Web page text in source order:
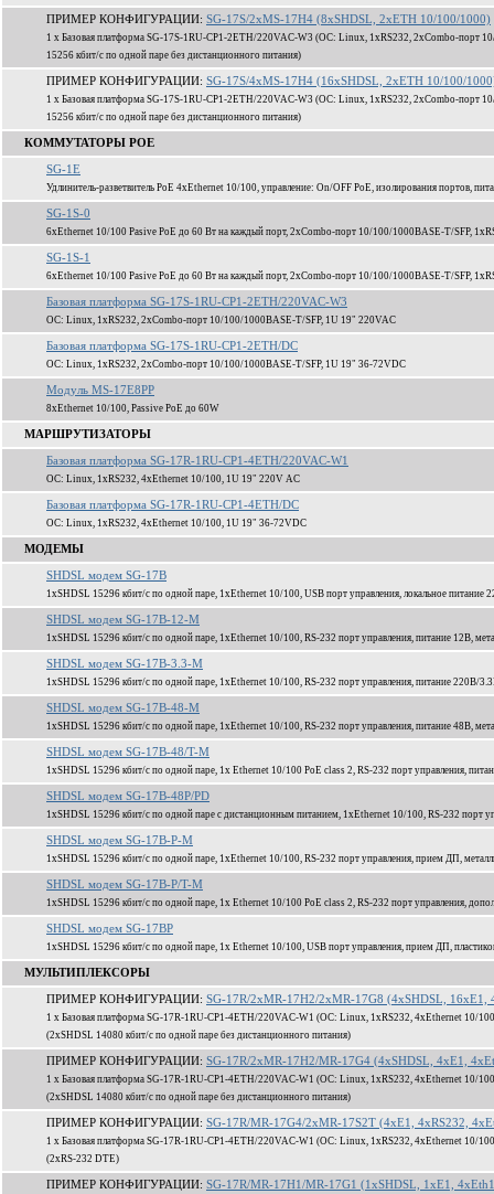
ПРИМЕР КОНФИГУРАЦИИ: SG-17S/2xMS-17H4 (8xSHDSL, 2xETH 10/100/1000)
1 x Базовая платформа SG-17S-1RU-CP1-2ETH/220VAC-W3 (ОС: Linux, 1xRS232, 2xCombo-порт
15256 кбит/c по одной паре без дистанционного питания)
ПРИМЕР КОНФИГУРАЦИИ: SG-17S/4xMS-17H4 (16xSHDSL, 2xETH 10/100/
1 x Базовая платформа SG-17S-1RU-CP1-2ETH/220VAC-W3 (ОС: Linux, 1xRS232, 2xCombo-порт
15256 кбит/c по одной паре без дистанционного питания)
КОММУТАТОРЫ POE
SG-1E
Удлинитель-разветвитель PoE 4xEthernet 10/100, управление: On/OFF PoE, изолирования портов,
SG-1S-0
6xEthernet 10/100 Pasive PoE до 60 Вт на каждый порт, 2xCombo-порт 10/100/1000BASE-T/SFP,
SG-1S-1
6xEthernet 10/100 Pasive PoE до 60 Вт на каждый порт, 2xCombo-порт 10/100/1000BASE-T/SFP,
Базовая платформа SG-17S-1RU-CP1-2ETH/220VAC-W3
ОС: Linux, 1xRS232, 2xCombo-порт 10/100/1000BASE-T/SFP, 1U 19" 220VAC
Базовая платформа SG-17S-1RU-CP1-2ETH/DC
ОС: Linux, 1xRS232, 2xCombo-порт 10/100/1000BASE-T/SFP, 1U 19" 36-72VDC
Модуль MS-17E8PP
8xEthernet 10/100, Passive PoE до 60W
МАРШРУТИЗАТОРЫ
Базовая платформа SG-17R-1RU-CP1-4ETH/220VAC-W1
ОС: Linux, 1xRS232, 4xEthernet 10/100, 1U 19" 220V AC
Базовая платформа SG-17R-1RU-CP1-4ETH/DC
ОС: Linux, 1xRS232, 4xEthernet 10/100, 1U 19" 36-72VDC
МОДЕМЫ
SHDSL модем SG-17B
1xSHDSL 15296 кбит/c по одной паре, 1xEthernet 10/100, USB порт управления, локальное питание
SHDSL модем SG-17B-12-M
1xSHDSL 15296 кбит/c по одной паре, 1xEthernet 10/100, RS-232 порт управления, питание 12В,
SHDSL модем SG-17B-3.3-M
1xSHDSL 15296 кбит/c по одной паре, 1xEthernet 10/100, RS-232 порт управления, питание 220В/
SHDSL модем SG-17B-48-M
1xSHDSL 15296 кбит/c по одной паре, 1xEthernet 10/100, RS-232 порт управления, питание 48В,
SHDSL модем SG-17B-48/T-M
1xSHDSL 15296 кбит/c по одной паре, 1x Ethernet 10/100 PoE class 2, RS-232 порт управления,
SHDSL модем SG-17B-48P/PD
1xSHDSL 15296 кбит/c по одной паре с дистанционным питанием, 1xEthernet 10/100, RS-232 порт
SHDSL модем SG-17B-P-M
1xSHDSL 15296 кбит/c по одной паре, 1xEthernet 10/100, RS-232 порт управления, прием ДП,
SHDSL модем SG-17B-P/T-M
1xSHDSL 15296 кбит/c по одной паре, 1x Ethernet 10/100 PoE class 2, RS-232 порт управления,
SHDSL модем SG-17BP
1xSHDSL 15296 кбит/c по одной паре, 1x Ethernet 10/100, USB порт управления, прием ДП,
МУЛЬТИПЛЕКСОРЫ
ПРИМЕР КОНФИГУРАЦИИ: SG-17R/2xMR-17H2/2xMR-17G8 (4xSHDSL, 16xE1,
1 x Базовая платформа SG-17R-1RU-CP1-4ETH/220VAC-W1 (ОС: Linux, 1xRS232, 4xEthernet 10/
(2xSHDSL 14080 кбит/c по одной паре без дистанционного питания)
ПРИМЕР КОНФИГУРАЦИИ: SG-17R/2xMR-17H2/MR-17G4 (4xSHDSL, 4xE1,
1 x Базовая платформа SG-17R-1RU-CP1-4ETH/220VAC-W1 (ОС: Linux, 1xRS232, 4xEthernet 10/
(2xSHDSL 14080 кбит/c по одной паре без дистанционного питания)
ПРИМЕР КОНФИГУРАЦИИ: SG-17R/MR-17G4/2xMR-17S2T (4xE1, 4xRS232,
1 x Базовая платформа SG-17R-1RU-CP1-4ETH/220VAC-W1 (ОС: Linux, 1xRS232, 4xEthernet 10/
(2xRS-232 DTE)
ПРИМЕР КОНФИГУРАЦИИ: SG-17R/MR-17H1/MR-17G1 (1xSHDSL, 1xE1,